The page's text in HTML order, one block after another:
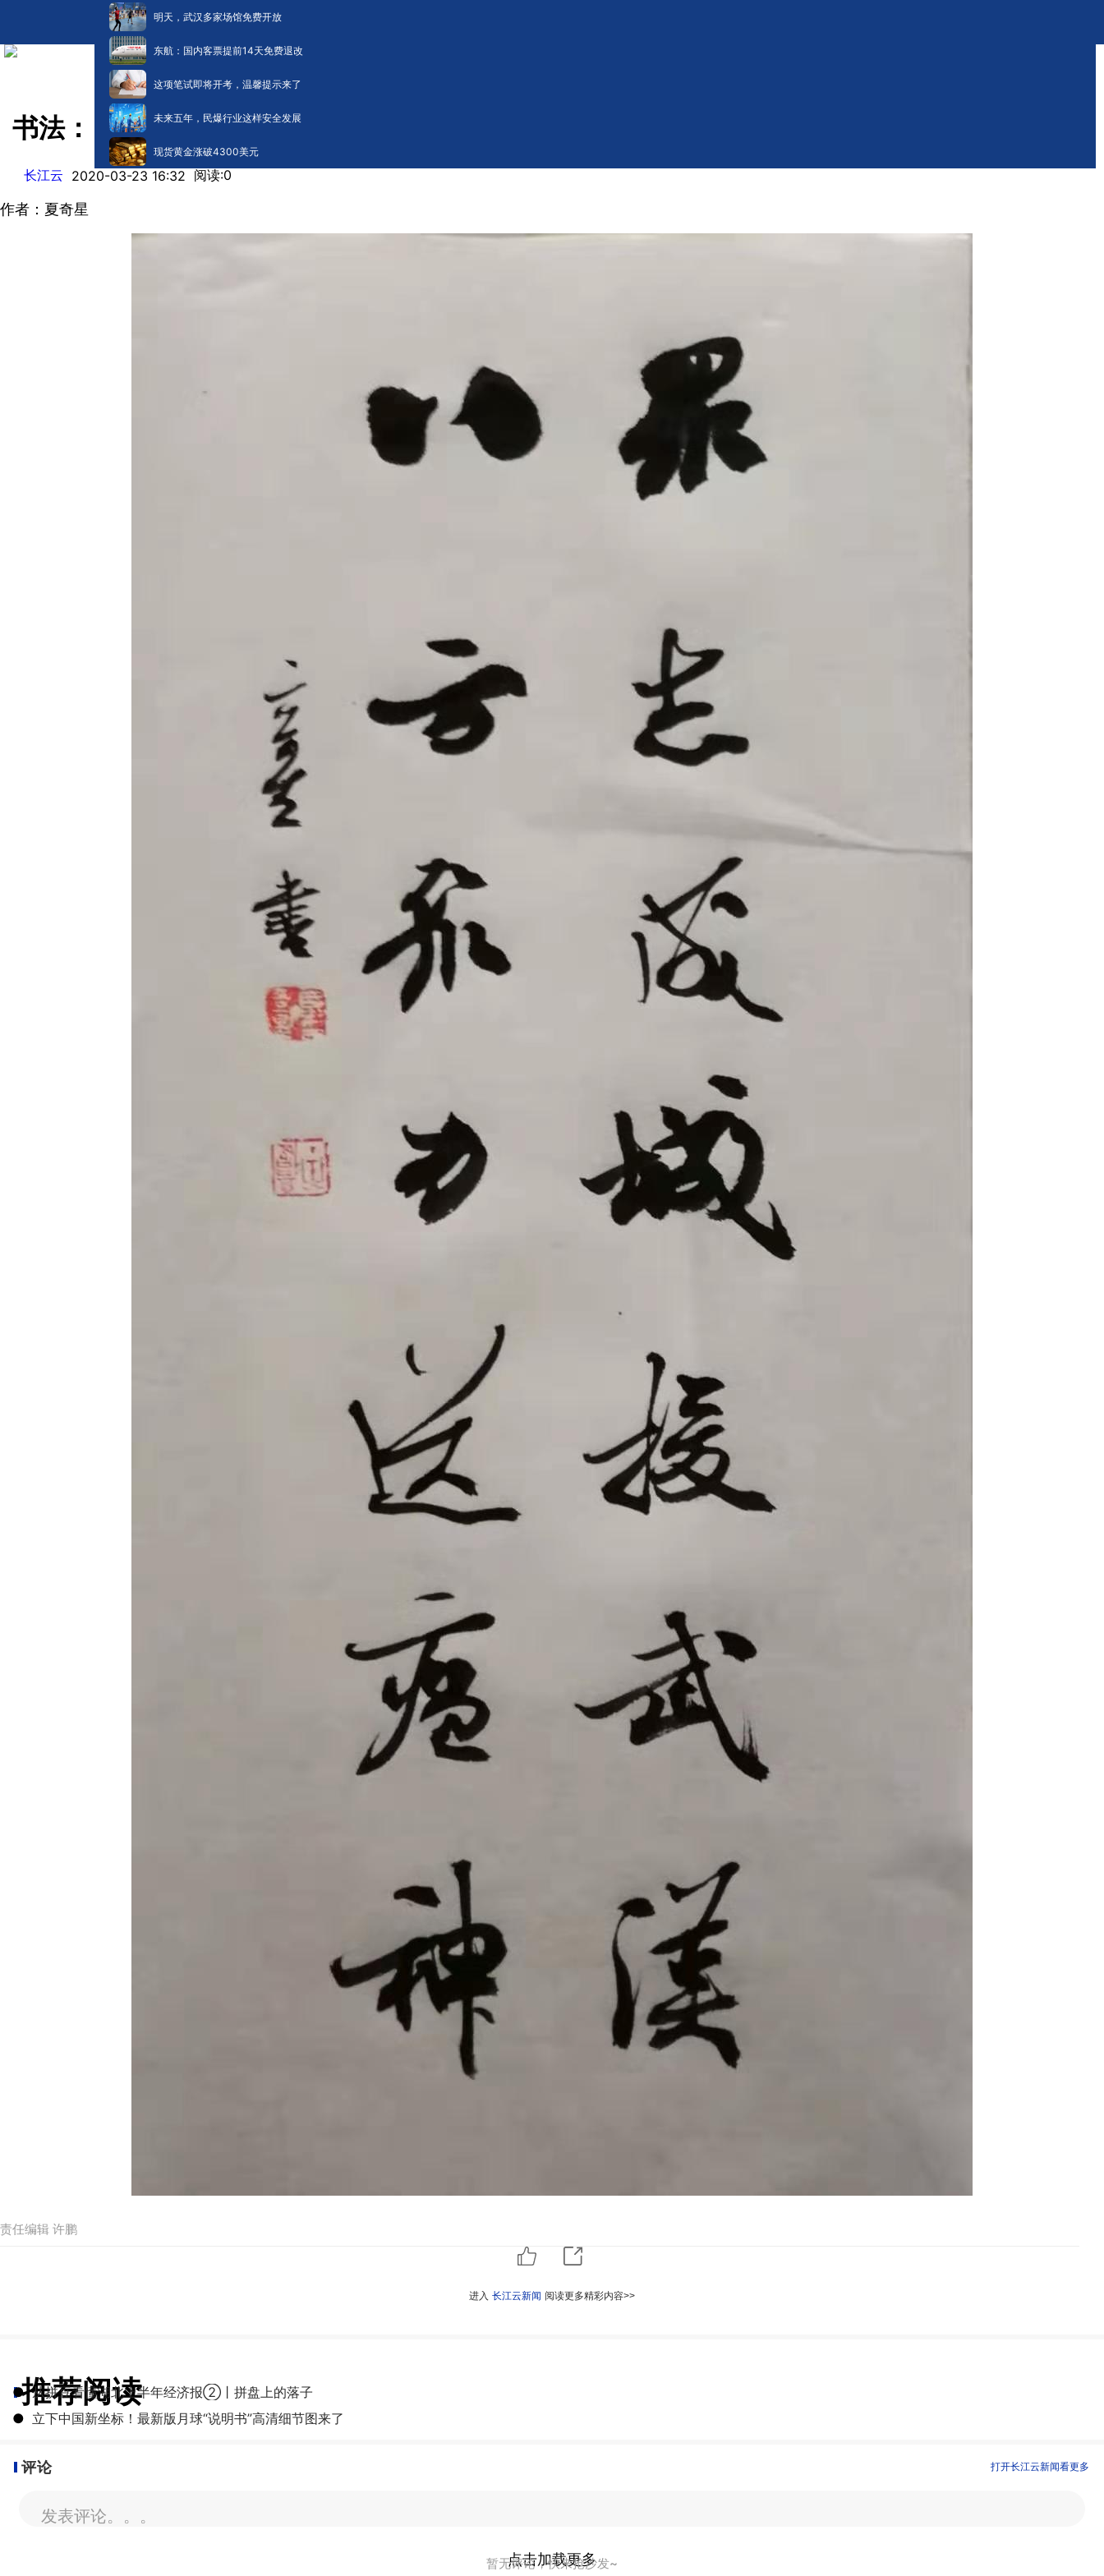
明天，武汉多家场馆免费开放
东航：国内客票提前14天免费退改
这项笔试即将开考，温馨提示来了
未来五年，民爆行业这样安全发展
现货黄金涨破4300美元
书法：《众志成城援武汉》
长江云 2020-03-23 16:32 阅读:0
作者：夏奇星
责任编辑 许鹏
进入 长江云新闻 阅读更多精彩内容>>
推荐阅读
● 从拼豆看懂湖北上半年经济报②丨拼盘上的落子
● 立下中国新坐标！最新版月球“说明书”高清细节图来了
评论 打开长江云新闻看更多
发表评论。。。
暂无评论，快来抢沙发~
点击加载更多